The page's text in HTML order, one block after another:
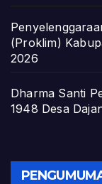
(Proklim)
2026
Dharma Santi
1948 Desa